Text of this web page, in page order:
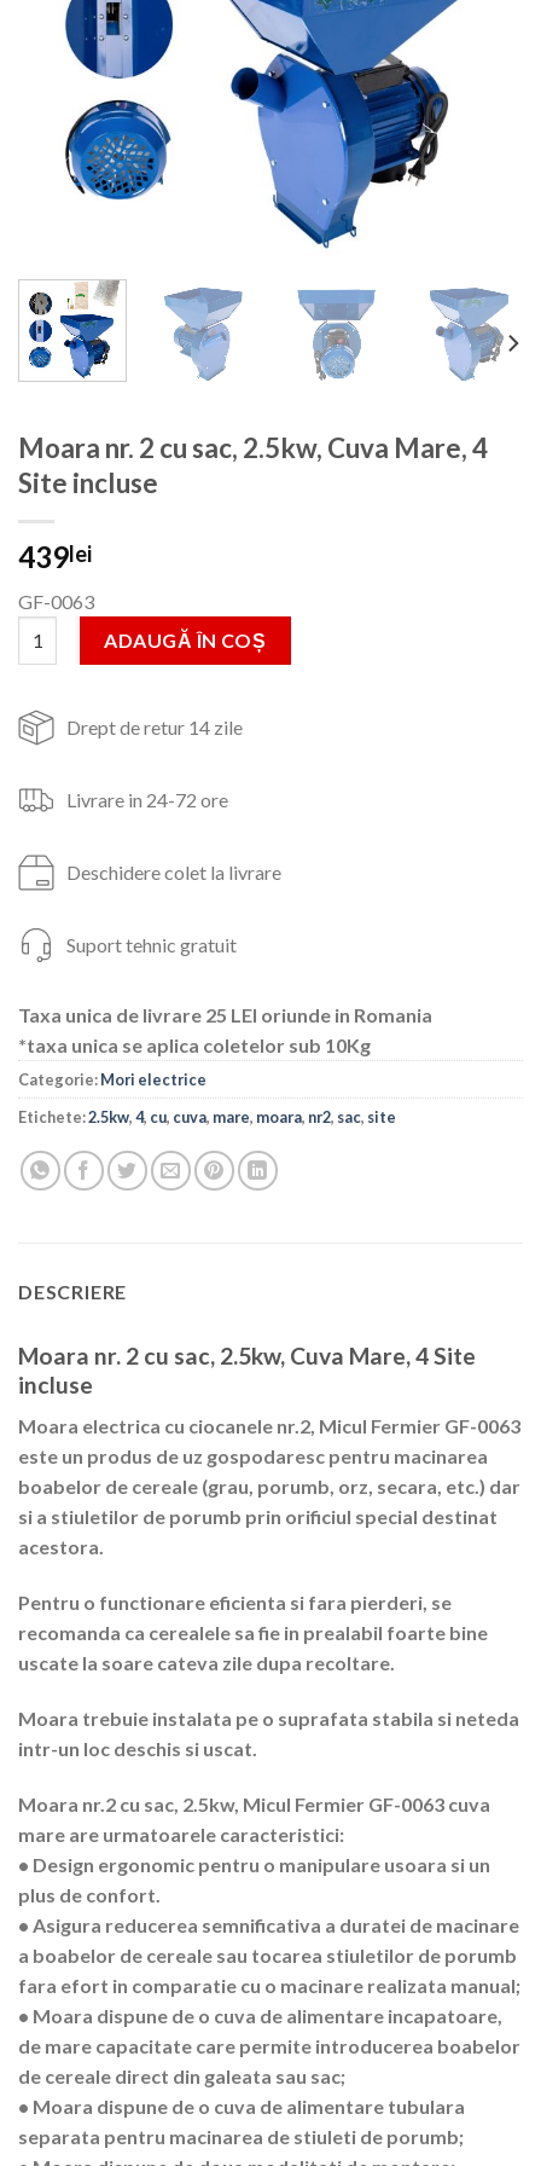
Moara nr. 2 cu sac, 2.5kw, Cuva Mare, 4
Site incluse
439lei
GF-0063
Cantitate Moara nr. 2 cu sac, 2.5kw, Cuva Mare, 4 Site incluse
ADAUGĂ ÎN COȘ
Drept de retur 14 zile
Livrare in 24-72 ore
Deschidere colet la livrare
Suport tehnic gratuit
Taxa unica de livrare 25 LEI oriunde in Romania
*taxa unica se aplica coletelor sub 10Kg
Categorie:Mori electrice
Etichete:2.5kw,4, cu, cuva, mare, moara, nr2, sac, site
DESCRIERE
Moara nr. 2 cu sac, 2.5kw, Cuva Mare, 4 Site
incluse
Moara electrica cu ciocanele nr.2, Micul Fermier GF-0063
este un produs de uz gospodaresc pentru macinarea
boabelor de cereale (grau, porumb, orz, secara, etc.) dar
si a stiuletilor de porumb prin orificiul special destinat
acestora.
Pentru o functionare eficienta si fara pierderi, se
recomanda ca cerealele sa fie in prealabil foarte bine
uscate la soare cateva zile dupa recoltare.
Moara trebuie instalata pe o suprafata stabila si neteda
intr-un loc deschis si uscat.
Moara nr.2 cu sac, 2.5kw, Micul Fermier GF-0063 cuva
mare are urmatoarele caracteristici:
• Design ergonomic pentru o manipulare usoara si un
plus de confort.
• Asigura reducerea semnificativa a duratei de macinare
a boabelor de cereale sau tocarea stiuletilor de porumb
fara efort in comparatie cu o macinare realizata manual;
• Moara dispune de o cuva de alimentare incapatoare,
de mare capacitate care permite introducerea boabelor
de cereale direct din galeata sau sac;
• Moara dispune de o cuva de alimentare tubulara
separata pentru macinarea de stiuleti de porumb;